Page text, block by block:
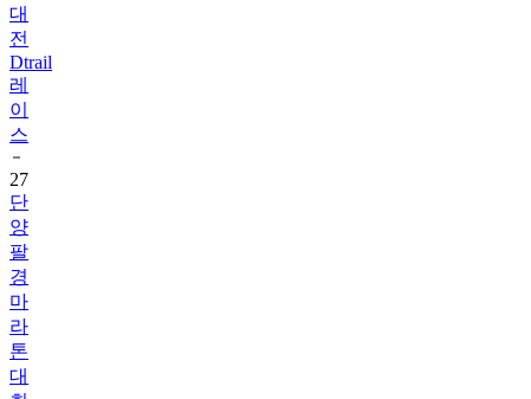
대
전
Dtrail
레
이
스
27
단
양
팔
경
마
라
톤
대